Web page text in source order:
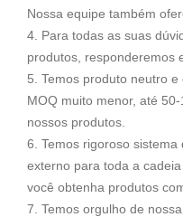
Nossa equipe também
4. Para todas as suas
produtos, responderemos
5. Temos produto neutro
MOQ muito menor, até
nossos produtos.
6. Temos rigoroso
externo para toda a
você obtenha produtos
7. Temos orgulho de